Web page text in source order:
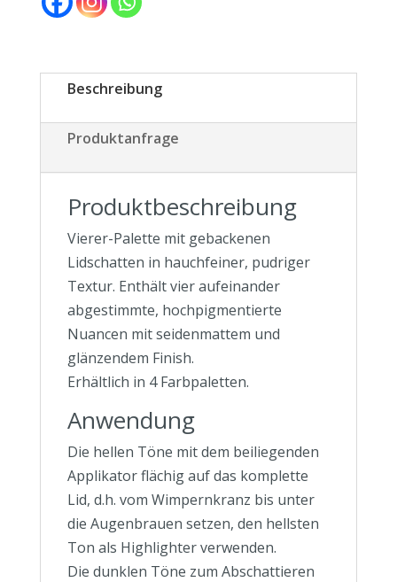
Beschreibung
Produktanfrage
Produktbeschreibung
Vierer-Palette mit gebackenen
Lidschatten in hauchfeiner, pudriger
Textur. Enthält vier aufeinander
abgestimmte, hochpigmentierte
Nuancen mit seidenmattem und
glänzendem Finish.
Erhältlich in 4 Farbpaletten.
Anwendung
Die hellen Töne mit dem beiliegenden
Applikator flächig auf das komplette
Lid, d.h. vom Wimpernkranz bis unter
die Augenbrauen setzen, den hellsten
Ton als Highlighter verwenden.
Die dunklen Töne zum Abschattieren